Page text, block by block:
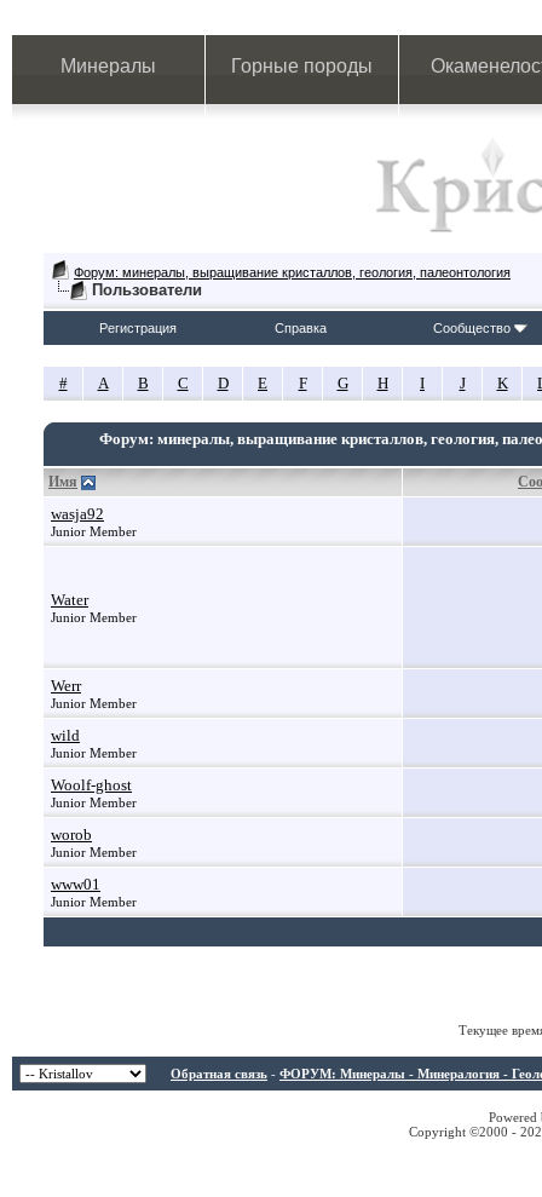
Минералы Горные породы
Форум: минералы, выращивание кристаллов, геология, палеонтология
Пользователи
Регистрация Справка Сообщество
# A B C D E F G H I J K
Форум: минералы, выращивание кристаллов, геология,
Имя
wasja92
Junior Member
Water
Junior Member
Werr
Junior Member
wild
Junior Member
Woolf-ghost
Junior Member
worob
Junior Member
www01
Junior Member
Текущее
Обратная связь - ФОРУМ: Минералы - Минералогия -
Copyright ©2000 -